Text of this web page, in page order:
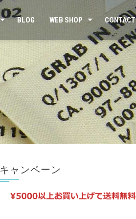
BLOG WEB SHOP CONTACT
キャンペーン